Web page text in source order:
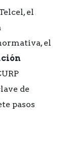
el
el
de
pasos